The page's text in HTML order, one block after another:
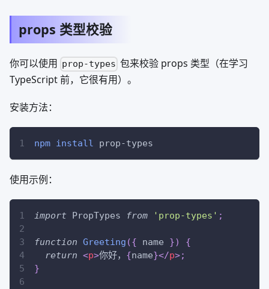
props 类型校验
你可以使用 prop-types 包来校验 props 类型（在学习
TypeScript 前，它很有用）。
安装方法：
npm install prop-types
使用示例：
import PropTypes from 'prop-types' ;
function Greeting ({ name })
{
return <p>你好， {name}</p>;
}